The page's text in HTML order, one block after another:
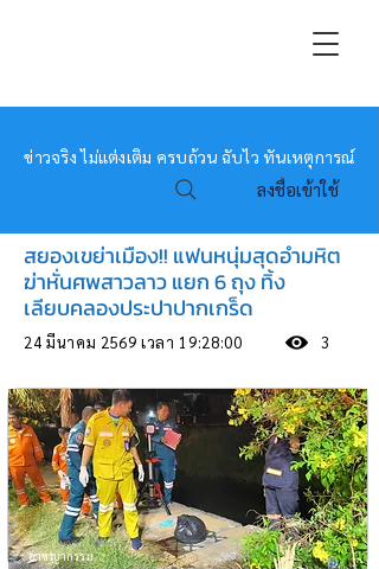
หมอข่าว
ข่าวจริง ไม่แต่งเติม ครบถ้วน ฉับไว ทันเหตุการณ์
ลงชื่อเข้าใช้
สยองเขย่าเมือง!! แฟนหนุ่มสุดอำมหิต
ฆ่าหั่นศพสาวลาว แยก 6 ถุง ทิ้ง
เลียบคลองประปาปากเกร็ด
24 มีนาคม 2569 เวลา 19:28:00 3
อาชญากรรม